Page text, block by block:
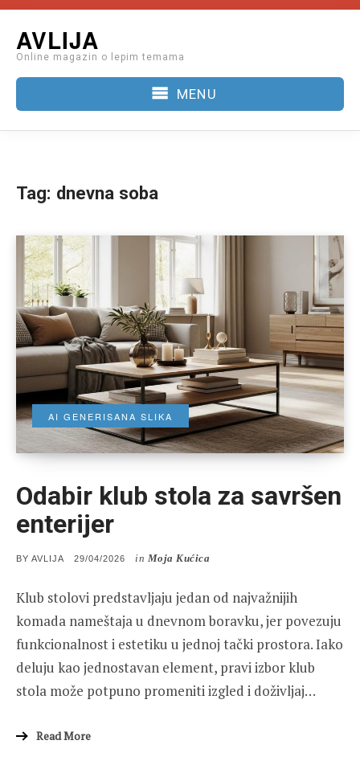
content
AVLIJA
Online magazin o lepim temama
MENU
Tag: dnevna soba
AI GENERISANA SLIKA
Odabir klub stola za savršen
enterijer
BY AVLIJA
POSTED
29/04/2026 in Moja Kućica
Klub stolovi predstavljaju jedan od najvažnijih
komada nameštaja u dnevnom boravku, jer povezuju
funkcionalnost i estetiku u jednoj tački prostora. Iako
deluju kao jednostavan element, pravi izbor klub
stola može potpuno promeniti izgled i doživljaj…
Read More